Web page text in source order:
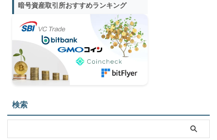
暗号資産取引所おすすめランキング
検索